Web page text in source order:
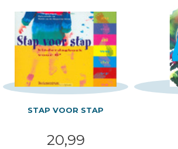
STAP VOOR STAP
20,99